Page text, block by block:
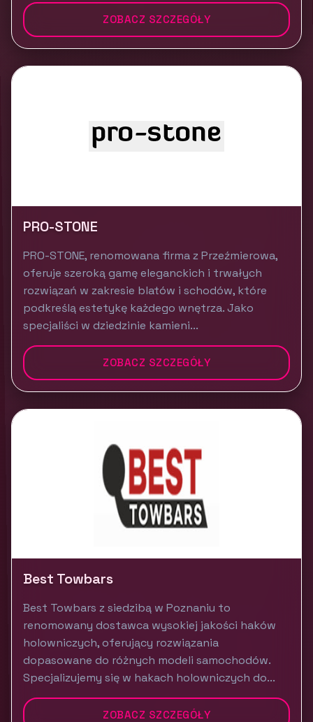
ZOBACZ SZCZEGÓŁY
PRO-STONE
PRO-STONE, renomowana firma z Przeźmierowa,
oferuje szeroką gamę eleganckich i trwałych
rozwiązań w zakresie blatów i schodów, które
podkreślą estetykę każdego wnętrza. Jako
specjaliści w dziedzinie kamieni...
ZOBACZ SZCZEGÓŁY
Best Towbars
Best Towbars z siedzibą w Poznaniu to
renomowany dostawca wysokiej jakości haków
holowniczych, oferujący rozwiązania
dopasowane do różnych modeli samochodów.
Specjalizujemy się w hakach holowniczych do...
ZOBACZ SZCZEGÓŁY